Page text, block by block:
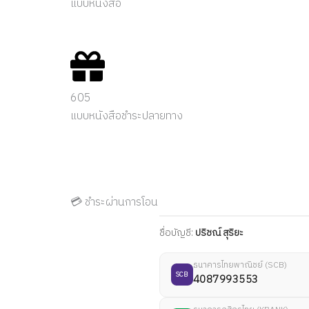
แบบหนังสือ
605
แบบหนังสือชำระปลายทาง
💳 ชำระผ่านการโอน
ชื่อบัญชี: ปริชณ์ สุริยะ
SCB
ธนาคารไทยพาณิชย์ (SCB)
4087993553